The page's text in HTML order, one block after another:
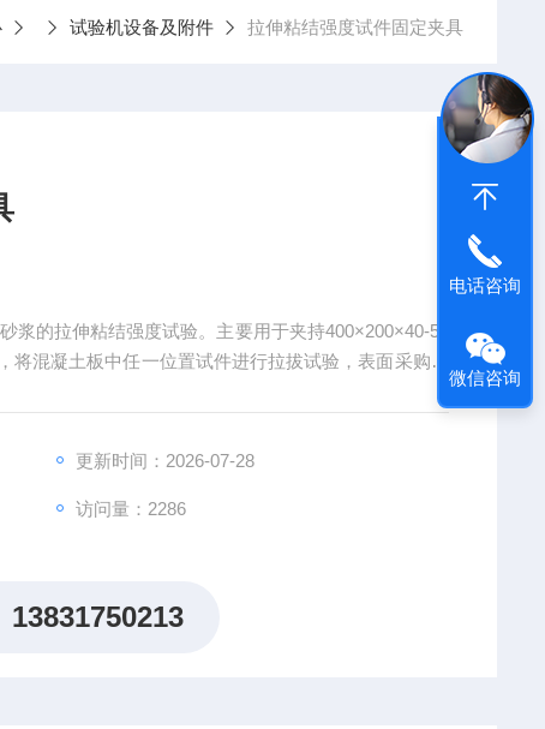
试验机设备及附件 拉伸粘结强度试件固定夹具
浆的拉伸粘结强度试验。主要用于夹持400×200×40-50
混凝土板中任一位置试件进行拉拔试验，表面采购电
更新时间：2026-07-28
访问量：2286
13831750213
电话咨询
微信咨询